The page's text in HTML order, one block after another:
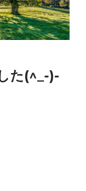
た(^_-)-